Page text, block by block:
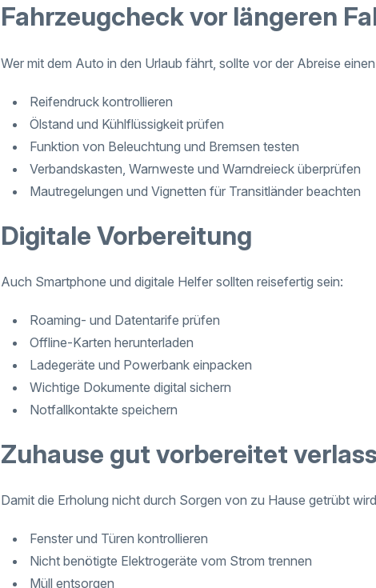
Fahrzeugcheck vor längeren
Wer mit dem Auto in den Urlaub fährt, sollte vor der Abreise
Reifendruck kontrollieren
Ölstand und Kühlflüssigkeit prüfen
Funktion von Beleuchtung und Bremsen testen
Verbandskasten, Warnweste und Warndreieck überprüfen
Mautregelungen und Vignetten für Transitländer beachten
Digitale Vorbereitung
Auch Smartphone und digitale Helfer sollten reisefertig sein:
Roaming- und Datentarife prüfen
Offline-Karten herunterladen
Ladegeräte und Powerbank einpacken
Wichtige Dokumente digital sichern
Notfallkontakte speichern
Zuhause gut vorbereitet
Damit die Erholung nicht durch Sorgen von zu Hause getrübt
Fenster und Türen kontrollieren
Nicht benötigte Elektrogeräte vom Strom trennen
Müll entsorgen